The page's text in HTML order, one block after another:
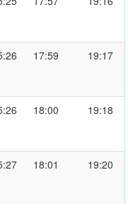
17:59 19:17
18:00 19:18
18:01 19:20